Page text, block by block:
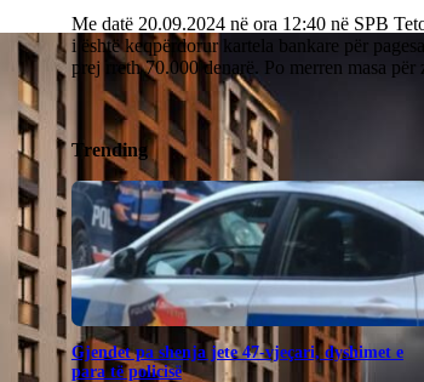
Me datë 20.09.2024 në ora 12:40 në SPB
i është keqpërdorur kartela bankare për
prej rreth 70.000 denarë. Po merren masa për
Trending
Gjendet pa shenja jete 47-vjeçari, dyshimet e
para të policisë